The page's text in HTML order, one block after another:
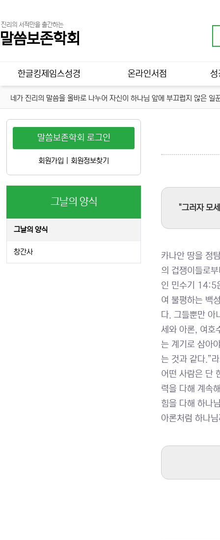
진리의 서적만을 출간하는
말씀보존학회
메인 메뉴
한글킹제임스성경 온라인서점 성
네가 진리의 말씀을 올바로 나누어 자신이 하나님 앞에 부끄럽지 않은
"그러자 모
카나안 땅을 정
의 겁쟁이들로
인 민수기 14:5
여 불평하는 백
다. 그들뿐만 아
세와 아론, 여호
는 계기로 삼아
는 것과 같다.”
어떤 사람은 단
력을 다해 계속
힘을 다해 하나
아론처럼 하나
말씀보존학회 로그인
회원가입 회원정보찾기
그날의 양식
그날의 양식
창간사